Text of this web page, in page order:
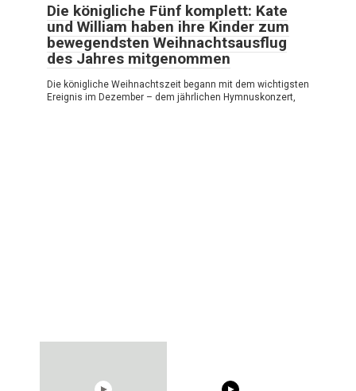
Die königliche Fünf komplett: Kate
und William haben ihre Kinder zum
bewegendsten Weihnachtsausflug
des Jahres mitgenommen
Die königliche Weihnachtszeit begann mit dem wichtigsten
Ereignis im Dezember – dem jährlichen Hymnuskonzert,